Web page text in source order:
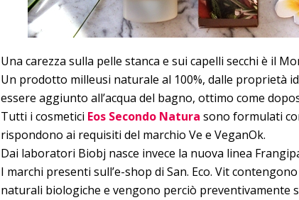
Una carezza sulla pelle stanca e sui capelli secchi è il
Un prodotto milleusi naturale al 100%, dalle proprietà
essere aggiunto all’acqua del bagno, ottimo come
Tutti i cosmetici Eos Secondo Natura sono formulati
rispondono ai requisiti del marchio Ve e VeganOk.
Dai laboratori Biobj nasce invece la nuova linea
I marchi presenti sull’e-shop di San. Eco. Vit
naturali biologiche e vengono perciò preventivamente